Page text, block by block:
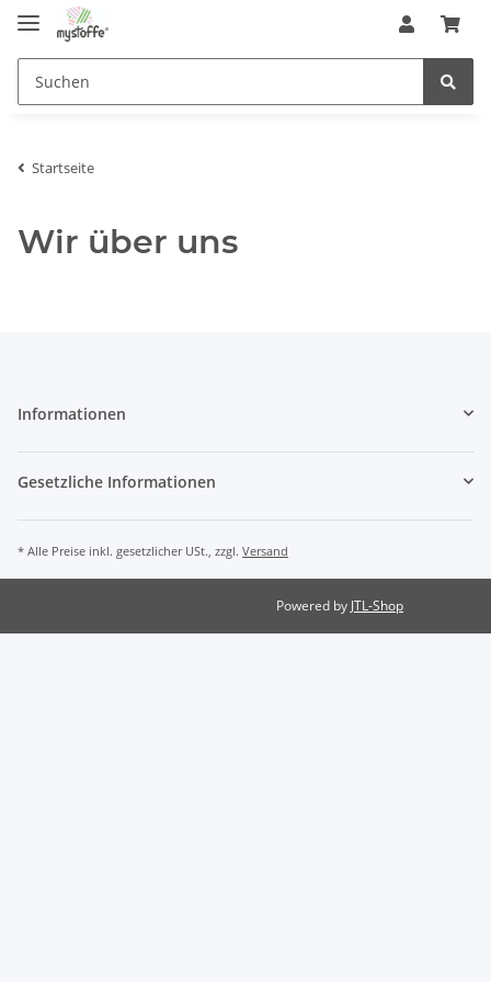
Startseite
Wir über uns
Informationen
Gesetzliche Informationen
* Alle Preise inkl. gesetzlicher USt., zzgl. Versand
Powered by JTL-Shop